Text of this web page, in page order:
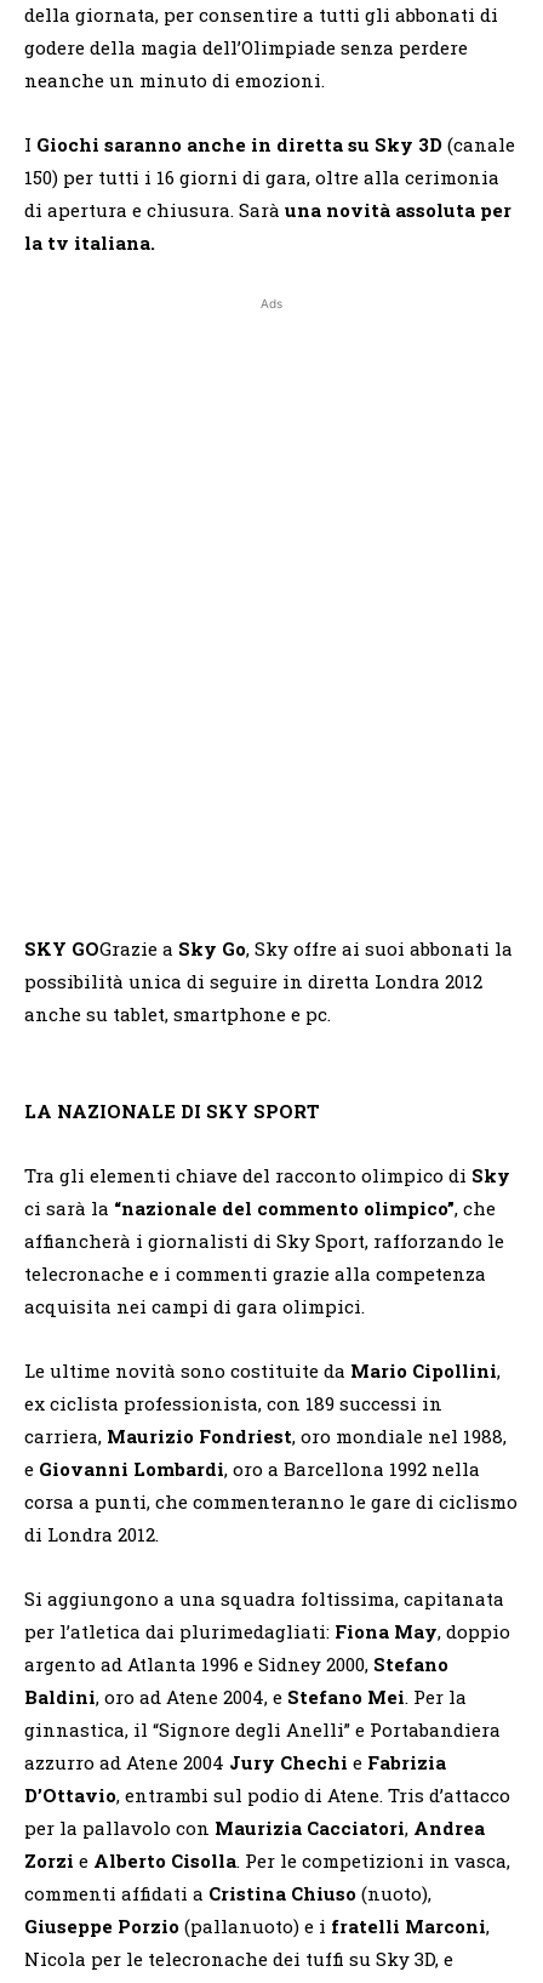
della giornata, per consentire a tutti gli abbonati di
godere della magia dell’Olimpiade senza perdere
neanche un minuto di emozioni.
I Giochi saranno anche in diretta su Sky 3D (canale
150) per tutti i 16 giorni di gara, oltre alla cerimonia
di apertura e chiusura. Sarà una novità assoluta per
la tv italiana.
Ads
SKY GOGrazie a Sky Go, Sky offre ai suoi abbonati la
possibilità unica di seguire in diretta Londra 2012
anche su tablet, smartphone e pc.
LA NAZIONALE DI SKY SPORT
Tra gli elementi chiave del racconto olimpico di Sky
ci sarà la “nazionale del commento olimpico”, che
affiancherà i giornalisti di Sky Sport, rafforzando le
telecronache e i commenti grazie alla competenza
acquisita nei campi di gara olimpici.
Le ultime novità sono costituite da Mario Cipollini,
ex ciclista professionista, con 189 successi in
carriera, Maurizio Fondriest, oro mondiale nel 1988,
e Giovanni Lombardi, oro a Barcellona 1992 nella
corsa a punti, che commenteranno le gare di ciclismo
di Londra 2012.
Si aggiungono a una squadra foltissima, capitanata
per l’atletica dai plurimedagliati: Fiona May, doppio
argento ad Atlanta 1996 e Sidney 2000, Stefano
Baldini, oro ad Atene 2004, e Stefano Mei. Per la
ginnastica, il “Signore degli Anelli” e Portabandiera
azzurro ad Atene 2004 Jury Chechi e Fabrizia
D’Ottavio, entrambi sul podio di Atene. Tris d’attacco
per la pallavolo con Maurizia Cacciatori, Andrea
Zorzi e Alberto Cisolla. Per le competizioni in vasca,
commenti affidati a Cristina Chiuso (nuoto),
Giuseppe Porzio (pallanuoto) e i fratelli Marconi,
Nicola per le telecronache dei tuffi su Sky 3D, e